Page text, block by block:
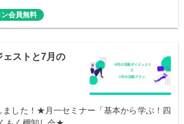
会員無料
ストと7月の
ました！★月一セミナー「基本から学ぶ！四